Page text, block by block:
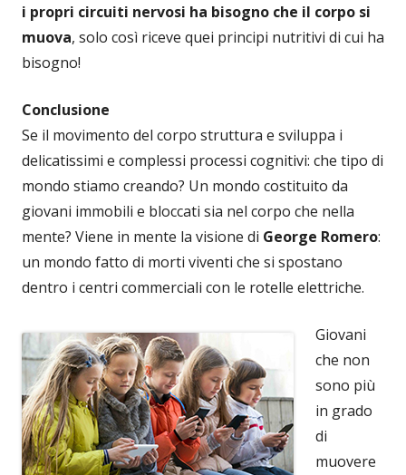
i propri circuiti nervosi ha bisogno che il corpo si
muova, solo così riceve quei principi nutritivi di cui ha
bisogno!
Conclusione
Se il movimento del corpo struttura e sviluppa i
delicatissimi e complessi processi cognitivi: che tipo di
mondo stiamo creando? Un mondo costituito da
giovani immobili e bloccati sia nel corpo che nella
mente? Viene in mente la visione di George Romero:
un mondo fatto di morti viventi che si spostano
dentro i centri commerciali con le rotelle elettriche.
Giovani
che non
sono più
in grado
di
muovere